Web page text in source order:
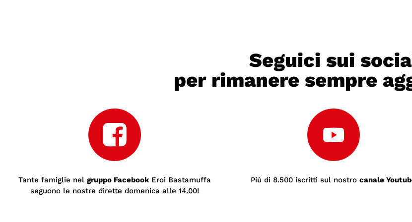
Seguici sui
per rimanere sempre
Tante famiglie nel gruppo FacebookEroi Bastamuffa
seguono le nostre dirette domenica alle 14.00!
Più di 8.500 iscritti sul nostrocanale